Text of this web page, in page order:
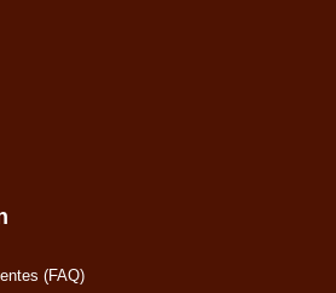
(FAQ)